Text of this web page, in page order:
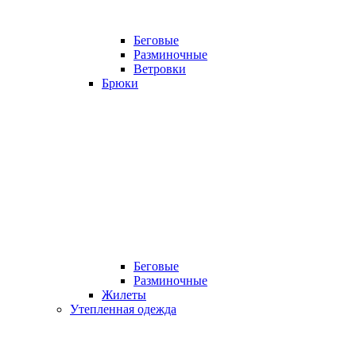
Беговые
Разминочные
Ветровки
Брюки
Беговые
Разминочные
Жилеты
Утепленная одежда